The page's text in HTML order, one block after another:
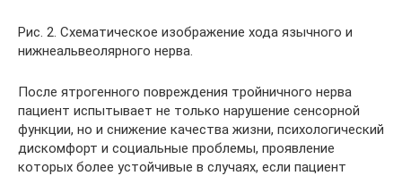
Рис. 2. Схематическое изображение хода язычного и
нижнеальвеолярного нерва.
После ятрогенного повреждения тройничного нерва
пациент испытывает не только нарушение сенсорной
функции, но и снижение качества жизни, психологический
дискомфорт и социальные проблемы, проявление
которых более устойчивые в случаях, если пациент